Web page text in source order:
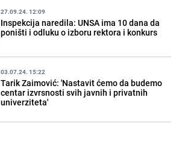
27.09.24. 12:09
Inspekcija naredila: UNSA ima 10 dana da
poništi i odluku o izboru rektora i konkurs
03.07.24. 15:22
Tarik Zaimović: 'Nastavit ćemo da budemo
centar izvrsnosti svih javnih i privatnih
univerziteta'